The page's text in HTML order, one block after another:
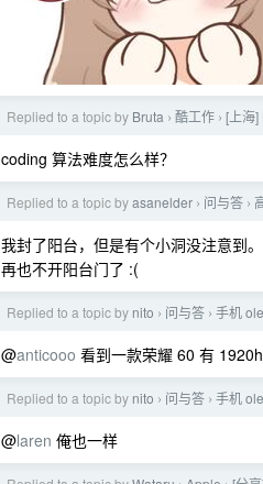
Replied to a topic by Bruta › 酷工作 › [上海]
coding 算法难度怎么样？
Replied to a topic byasanelder › 问与答 ›
我封了阳台，但是有个小洞没注意到
再也不开阳台门了 :(
Replied to a topic by nito › 问与答 › 手机
@anticooo 看到一款荣耀 60 有
Replied to a topic by nito › 问与答 › 手机
@laren 俺也一样